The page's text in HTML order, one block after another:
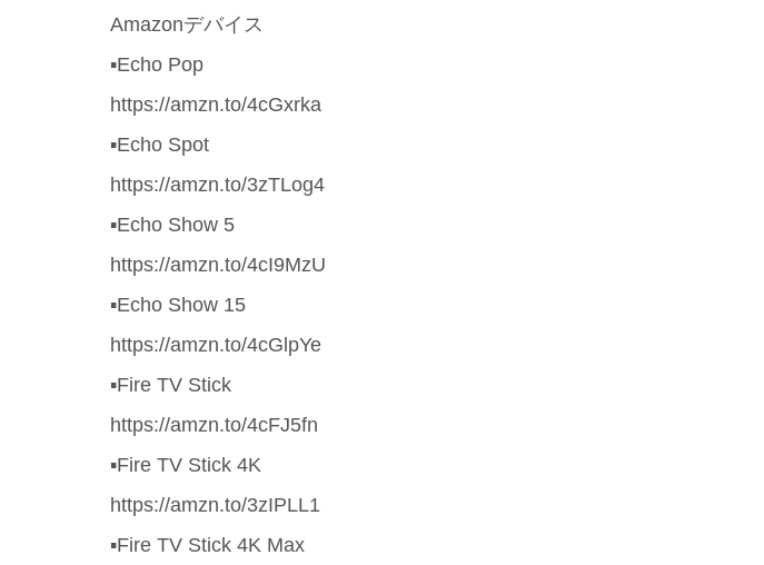
Amazonデバイス
▪️Echo Pop
https://amzn.to/4cGxrka
▪️Echo Spot
https://amzn.to/3zTLog4
▪️Echo Show 5
https://amzn.to/4cI9MzU
▪️Echo Show 15
https://amzn.to/4cGlpYe
▪️Fire TV Stick
https://amzn.to/4cFJ5fn
▪️Fire TV Stick 4K
https://amzn.to/3zIPLL1
▪️Fire TV Stick 4K Max